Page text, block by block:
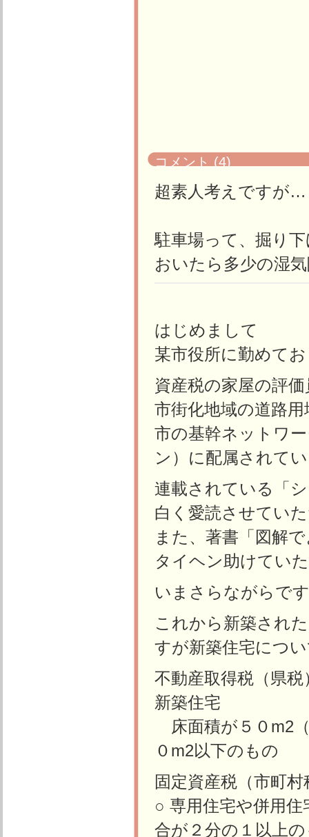
コメント (4)
超素人考えですが…
駐車場って、掘り
おいたら多少の湿
はじめまして
某市役所に勤めて
資産税の家屋の評
市街化地域の道路
市の基幹ネットワ
ン）に配属されて
連載されている「
白く愛読させてい
また、著書「図解
タイヘン助けてい
いまさらながらで
これから新築され
すが新築住宅につ
不動産取得税（県税
新築住宅
床面積が５０m2
０m2以下のもの
固定資産税（市町村
○ 専用住宅や併用
合が２分の１以上